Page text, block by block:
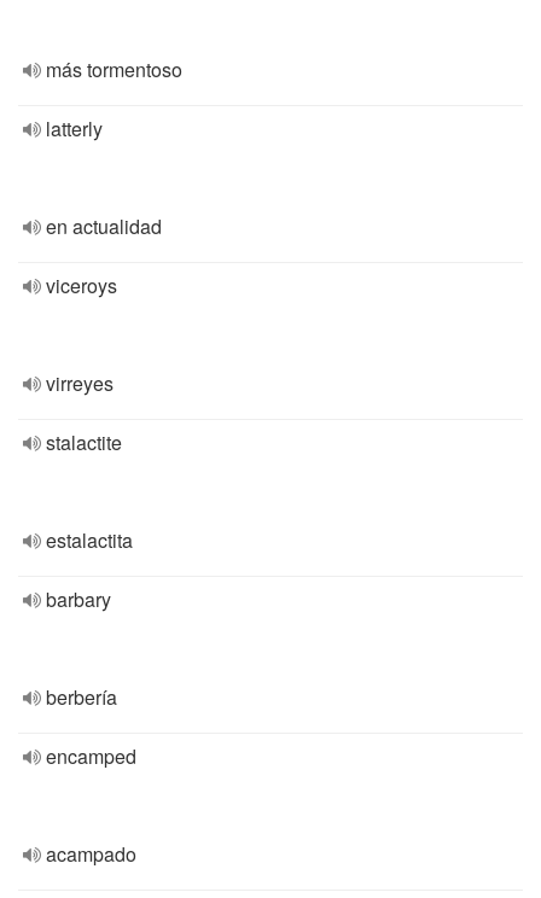
más tormentoso
latterly
en actualidad
viceroys
virreyes
stalactite
estalactita
barbary
berbería
encamped
acampado